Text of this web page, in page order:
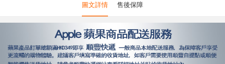
圖文詳情 售後保障